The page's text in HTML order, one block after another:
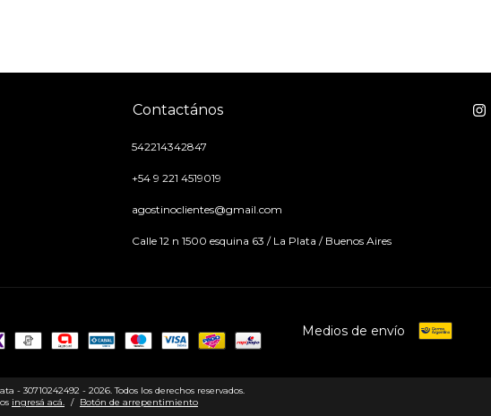
Contactános
542214342847
+54 9 221 4519019
agostinoclientes@gmail.com
Calle 12 n 1500 esquina 63 / La Plata / Buenos Aires
Medios de envío
- 30710242492 - 2026. Todos los derechos reservados.
ingresá acá. / Botón de arrepentimiento